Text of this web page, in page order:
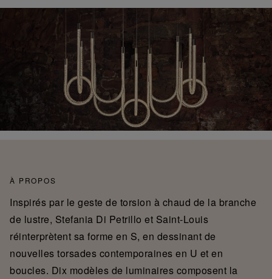
À PROPOS
Inspirés par le geste de torsion à chaud de la branche
de lustre, Stefania Di Petrillo et Saint-Louis
réinterprètent sa forme en S, en dessinant de
nouvelles torsades contemporaines en U et en
boucles. Dix modèles de luminaires composent la